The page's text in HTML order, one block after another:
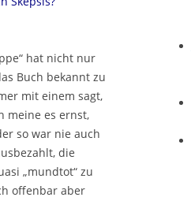
hat nicht nur
Buch bekannt zu
mit einem sagt,
meine es ernst,
so war nie auch
die
„mundtot“ zu
offenbar aber